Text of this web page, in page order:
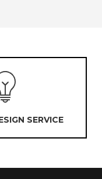
SERVICE